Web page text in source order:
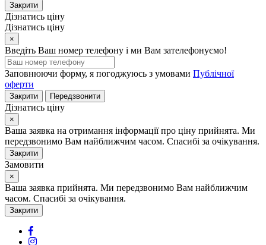
Закрити
Дізнатись ціну
Дізнатись ціну
×
Введіть Ваш номер телефону і ми Вам зателефонуємо!
Заповнюючи форму, я погоджуюсь з умовами Публічної
оферти
Закрити Передзвонити
Дізнатись ціну
×
Ваша заявка на отримання інформації про ціну прийнята. Ми
передзвонимо Вам найближчим часом. Спасибі за очікування.
Закрити
Замовити
×
Ваша заявка прийнята. Ми передзвонимо Вам найближчим
часом. Спасибі за очікування.
Закрити